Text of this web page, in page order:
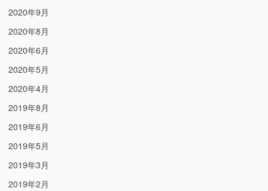
2020年9月
2020年8月
2020年6月
2020年5月
2020年4月
2019年8月
2019年6月
2019年5月
2019年3月
2019年2月